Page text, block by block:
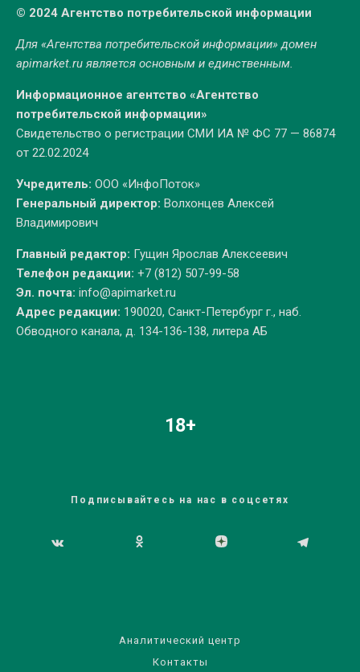
© 2024 Агентство потребительской информации
Для «Агентства потребительской информации» домен
apimarket.ruявляется основным и единственным.
Информационное агентство «Агентство
потребительской информации»
Свидетельство о регистрации СМИ ИА № ФС 77 — 86874
от 22.02.2024
Учредитель: ООО «ИнфоПоток»
Генеральный директор: Волхонцев Алексей
Владимирович
Главный редактор: Гущин Ярослав Алексеевич
Телефон редакции: +7 (812) 507-99-58
Эл. почта: info@apimarket.ru
Адрес редакции: 190020, Санкт-Петербург г., наб.
Обводного канала, д. 134-136-138, литера АБ
18+
Подписывайтесь на нас в соцсетях
Аналитический центр
Контакты